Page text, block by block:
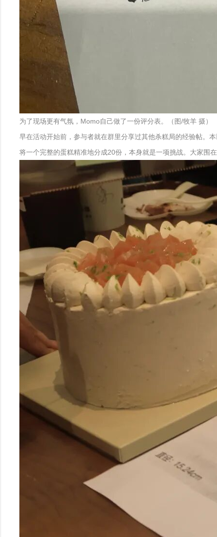
为了现场更有气氛，Momo自己做了一份评分表。（图/牧羊 摄）
早在活动开始前，参与者就在群里分享过其他杀糕局的经验帖。
将一个完整的蛋糕精准地分成20份，本身就是一项挑战。大家围